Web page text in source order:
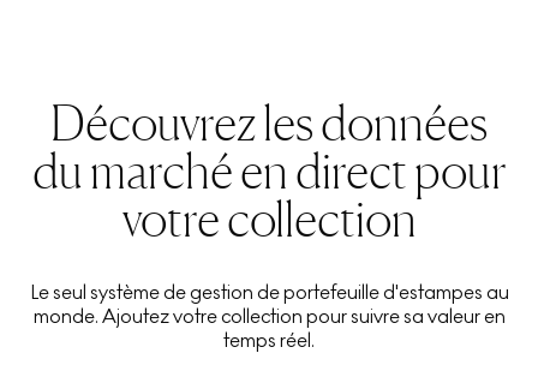
Découvrez les données
du marché en direct pour
votre collection
Le seul système de gestion de portefeuille d'estampes au
monde. Ajoutez votre collection pour suivre sa valeur en
temps réel.